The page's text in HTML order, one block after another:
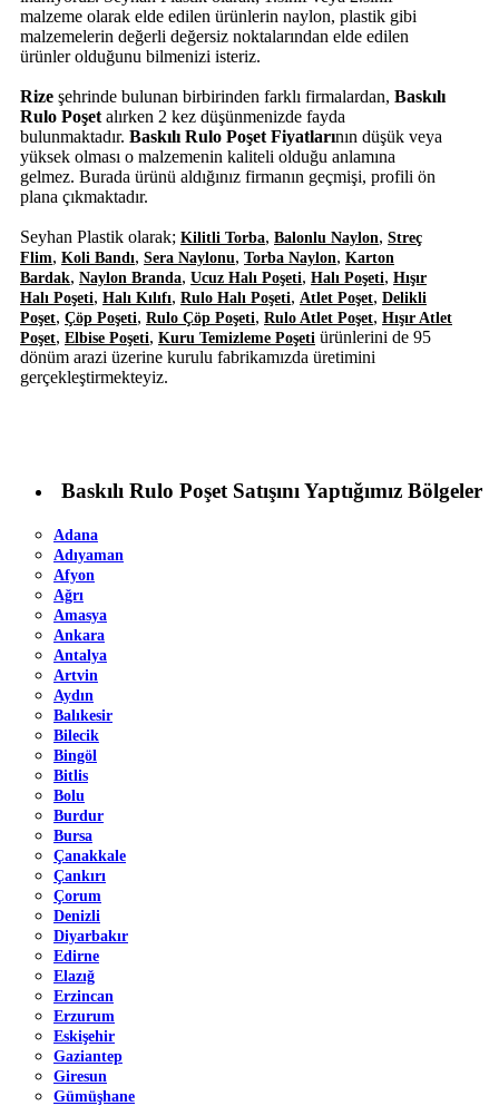
malzeme olarak elde edilen ürünlerin naylon, plastik gibi
malzemelerin değerli değersiz noktalarından elde edilen
ürünler olduğunu bilmenizi isteriz.
Rize şehrinde bulunan birbirinden farklı firmalardan, Baskılı
Rulo Poşet alırken 2 kez düşünmenizde fayda
bulunmaktadır. Baskılı Rulo Poşet Fiyatlarının düşük veya
yüksek olması o malzemenin kaliteli olduğu anlamına
gelmez. Burada ürünü aldığınız firmanın geçmişi, profili ön
plana çıkmaktadır.
Seyhan Plastik olarak; Kilitli Torba, Balonlu Naylon, Streç
Flim, Koli Bandı, Sera Naylonu, Torba Naylon, Karton
Bardak, Naylon Branda, Ucuz Halı Poşeti, Halı Poşeti, Hışır
Halı Poşeti, Halı Kılıfı, Rulo Halı Poşeti, Atlet Poşet, Delikli
Poşet, Çöp Poşeti, Rulo Çöp Poşeti, Rulo Atlet Poşet, Hışır Atlet
Poşet, Elbise Poşeti, Kuru Temizleme Poşeti ürünlerini de 95
dönüm arazi üzerine kurulu fabrikamızda üretimini
gerçekleştirmekteyiz.
Baskılı Rulo Poşet Satışını Yaptığımız Bölgeler
Adana
Adıyaman
Afyon
Ağrı
Amasya
Ankara
Antalya
Artvin
Aydın
Balıkesir
Bilecik
Bingöl
Bitlis
Bolu
Burdur
Bursa
Çanakkale
Çankırı
Çorum
Denizli
Diyarbakır
Edirne
Elazığ
Erzincan
Erzurum
Eskişehir
Gaziantep
Giresun
Gümüşhane